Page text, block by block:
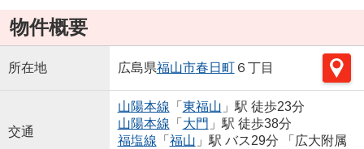
物件概要
所在地 広島県福山市春日町６丁目
交通
山陽本線 「 東福山 」駅 徒歩23分
山陽本線 「 大門 」駅 徒歩38分
福塩線 「 福山 」駅 バス29分 「広大附属